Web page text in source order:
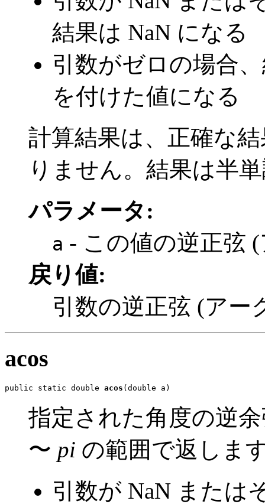
結果は NaN になる
引数がゼロの場合
を付けた値になる
計算結果は、正確な
りません。結果は半
パラメータ:
a - この値の逆正弦
戻り値:
引数の逆正弦 (アー
acos
public static double acos (double a)
指定された角度の逆
〜 pi の範囲で返しま
引数が NaN または